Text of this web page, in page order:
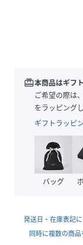
立体的なシルエ
動くたびにふん
後ろウエストは
Tシャツをイン
シャツやブラウ
おすすめのワイ
※裏地なし
・ナロースカー
redeem本商品はギフ
ご希望の際は
をラッピング
ギフトラッピ
バッグ
発送日・在庫表記
同時に複数の商